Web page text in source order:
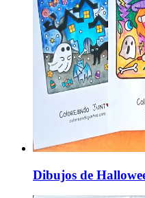
Dibujos de